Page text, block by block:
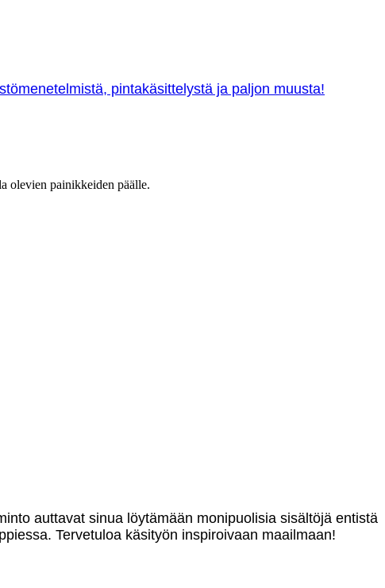
pintakäsittelystä ja paljon muusta!
olevien painikkeiden päälle.
auttavat sinua löytämään monipuolisia sisältöjä entistä
Tervetuloa käsityön inspiroivaan maailmaan!